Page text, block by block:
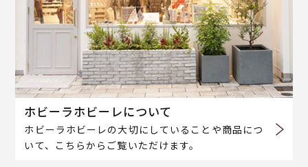
ホビーラホビーレについて
ホビーラホビーレの大切にしていることや商品につ
いて、こちらからご覧いただけます。